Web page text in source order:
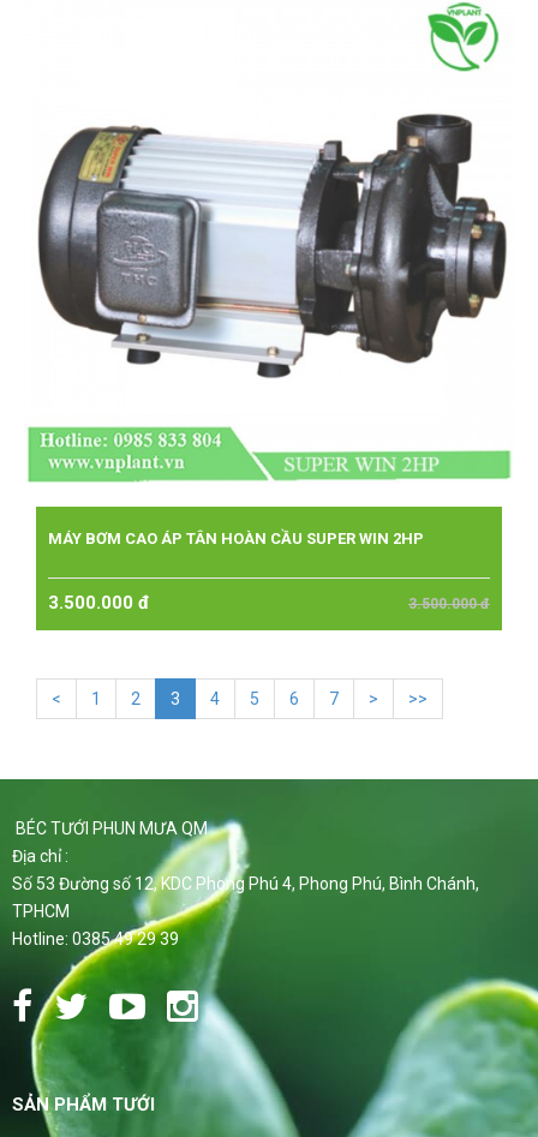
MÁY BƠM CAO ÁP TÂN HOÀN CẦU SUPER WIN 2HP
3.500.000 đ 3.500.000 đ
< 1 2 3 4 5 6 7 > >>
BÉC TƯỚI PHUN MƯA QM
Địa chỉ :
Số 53 Đường số 12, KDC Phong Phú 4, Phong Phú, Bình Chánh,
TPHCM
Hotline: 0385 49 29 39
SẢN PHẨM TƯỚI